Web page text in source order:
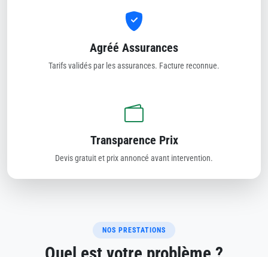
Agréé Assurances
Tarifs validés par les assurances. Facture reconnue.
Transparence Prix
Devis gratuit et prix annoncé avant intervention.
NOS PRESTATIONS